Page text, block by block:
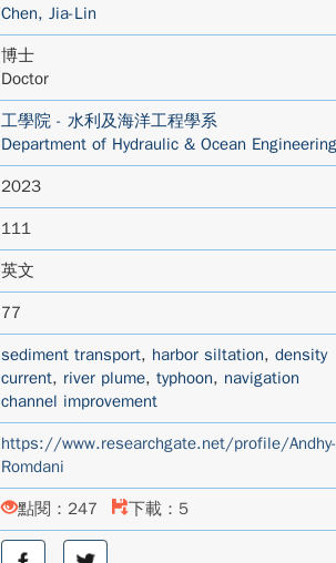
Chen, Jia-Lin
博士
Doctor
工學院 - 水利及海洋工程學系
Department of Hydraulic & Ocean Engineering
2023
111
英文
77
sediment transport, harbor siltation, density
current, river plume, typhoon, navigation
channel improvement
https://www.researchgate.net/profile/Andhy-
Romdani
點閱：247 下載：5
分
分